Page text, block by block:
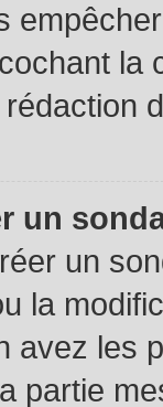
la
un
un
la
avez les
partie